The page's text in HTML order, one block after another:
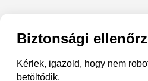
Biztonsági
Kérlek, igazold, hogy nem
betöltődik.